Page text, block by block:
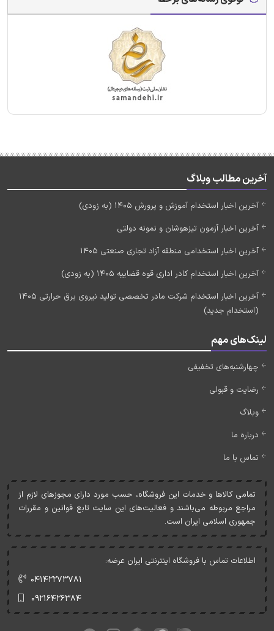
آخرین مطالب وبلاگ
آخرین اخبار استخدام آموزش و پرورش 1405 (به زودی)
آخرین اخبار آزمون تیزهوشان و نمونه دولتی
آخرین اخبار استخدامی منطقه آزاد تجاری صنعتی 1405
آخرین اخبار استخدام کادر اداری قوه قضاییه 1405 (به زودی)
آخرین اخبار استخدام شرکت مادر تخصصی تولید نیروی برق حرارتی 1405
(استخدام جدید)
لینک‌های مهم
چهارشنبه‌های تخفیفی
رضایت و قبولی
وبلاگ
درباره ما
تماس با ما
تمامی کالاها و خدمات اين فروشگاه، حسب مورد دارای مجوزهای لازم از
مراجع مربوطه می‌باشند و فعاليت‌های اين سايت تابع قوانين و مقررات
جمهوری اسلامی ايران است.
اطلاعات تماس با فروشگاه اینترنتی ایران عرضه:
۰۴۱۴۲۲۷۳۷۸۱
۰۹۲۱۶۴۲۶۳۸۴